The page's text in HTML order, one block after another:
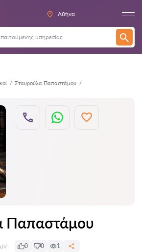
Αθήνα
Σταυρούλα Παπαστάμου
Παπαστάμου
0 0 1